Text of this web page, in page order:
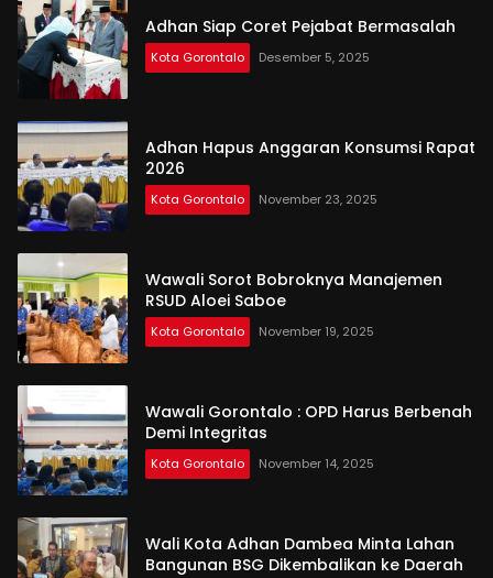
Adhan Siap Coret Pejabat Bermasalah
Kota Gorontalo Desember 5, 2025
Adhan Hapus Anggaran Konsumsi Rapat
2026
Kota Gorontalo November 23, 2025
Wawali Sorot Bobroknya Manajemen
RSUD Aloei Saboe
Kota Gorontalo November 19, 2025
Wawali Gorontalo : OPD Harus Berbenah
Demi Integritas
Kota Gorontalo November 14, 2025
Wali Kota Adhan Dambea Minta Lahan
Bangunan BSG Dikembalikan ke Daerah